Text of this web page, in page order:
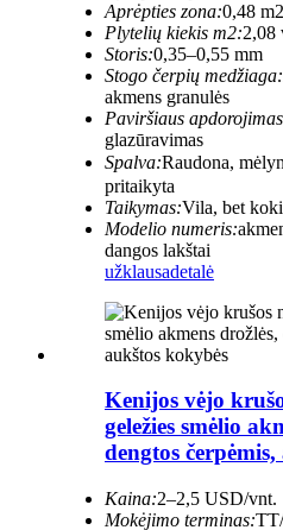
Aprėpties zona:0,48 m2
Plytelių kiekis m2:2,08
Storis:0,35–0,55 mm
Stogo čerpių medžiaga:
akmens granulės
Paviršiaus
glazūravimas
Spalva:Raudona,
pritaikyta
Taikymas:Vila, bet
Modelio numeris:
dangos lakštai
užklausadetalė
Kenijos vėjo
geležies smėlio
dengtos
Kaina:2–2,5 USD/vnt.
Mokėjimo terminas: